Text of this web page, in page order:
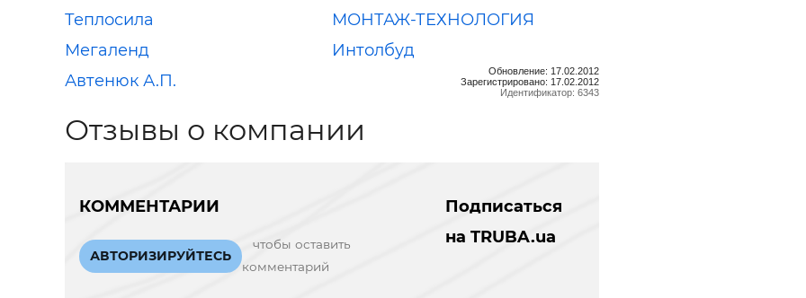
Теплосила
МОНТАЖ-ТЕХНОЛОГИЯ
Мегаленд
Интолбуд
Автенюк А.П.
Обновление: 17.02.2012
Зарегистрировано: 17.02.2012
Идентификатор: 6343
Отзывы о компании
КОММЕНТАРИИ
АВТОРИЗИРУЙТЕСЬ
чтобы оставить
комментарий
Подписаться
на TRUBA.ua